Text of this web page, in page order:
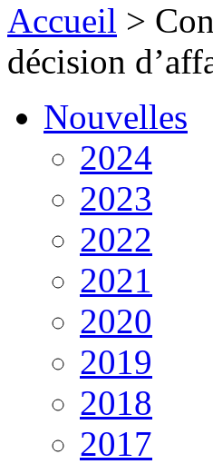
Accueil >
décision
Nouvelles
2024
2023
2022
2021
2020
2019
2018
2017